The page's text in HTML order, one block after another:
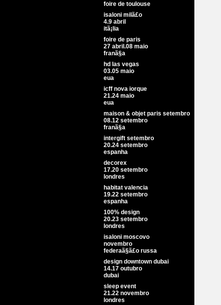
foire de toulouse
isaloni milã£o
4.9 abril
itã¡lia
foire de paris
27 abril.08 maio
franã§a
hd las vegas
03.05 maio
eua
icff nova iorque
21.24 maio
eua
maison & objet paris setembro
08.12 setembro
franã§a
intergift setembro
20.24 setembro
espanha
decorex
17.20 setembro
londres
habitat valencia
19.22 setembro
espanha
100% design
20.23 setembro
londres
isaloni moscovo
novembro
federaã§ã£o russa
design downtown dubai
14.17 outubro
dubai
sleep event
21.22 novembro
londres